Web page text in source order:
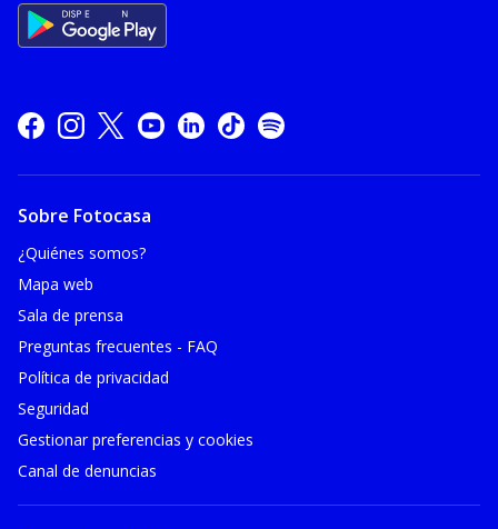
Sobre Fotocasa
¿Quiénes somos?
Mapa web
Sala de prensa
Preguntas frecuentes - FAQ
Política de privacidad
Seguridad
Gestionar preferencias y cookies
Canal de denuncias